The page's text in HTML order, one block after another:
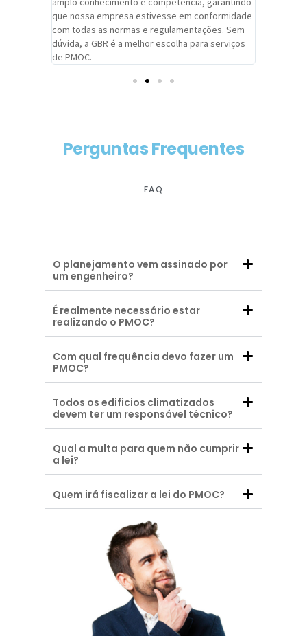
que nossa empresa estivesse em conformidade
com todas as normas e regulamentações. Sem
dúvida, a GBR é a melhor escolha para serviços
de PMOC.
Perguntas Frequentes
FAQ
O planejamento vem assinado por
um engenheiro?
É realmente necessário estar
realizando o PMOC?
Com qual frequência devo fazer um
PMOC?
Todos os edificios climatizados
devem ter um responsável técnico?
Qual a multa para quem não cumprir
a lei?
Quem irá fiscalizar a lei do PMOC?